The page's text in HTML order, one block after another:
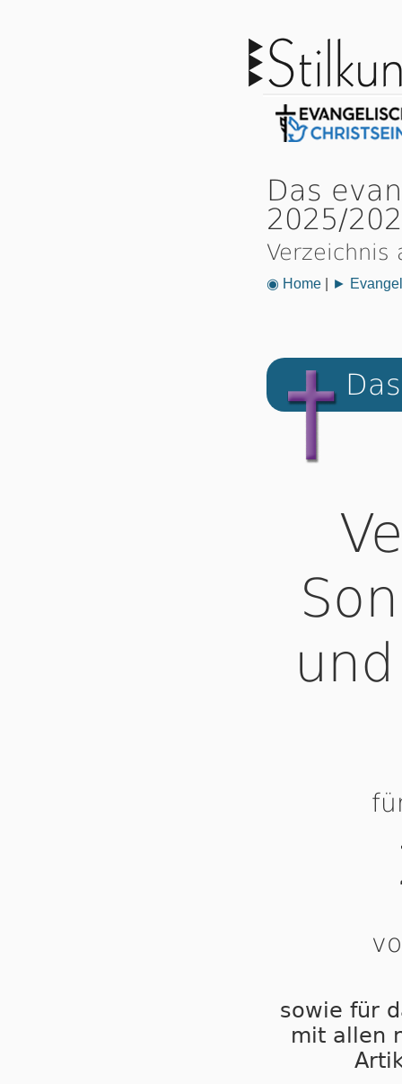
Das
2025/
Verzeichnis
◉ Home| ►
sowie für
mit allen